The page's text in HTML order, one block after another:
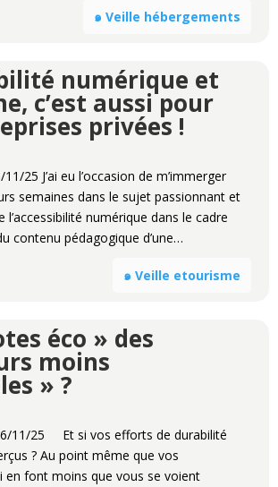
๑ Veille hébergements
numérique et
c’est aussi pour
privées !
25 J’ai eu l’occasion de m’immerger
semaines dans le sujet passionnant et
numérique dans le cadre
contenu pédagogique d’une…
๑ Veille etourisme
éco » des
moins
» ?
11/25 Et si vos efforts de durabilité
? Au point même que vos
en font moins que vous se voient